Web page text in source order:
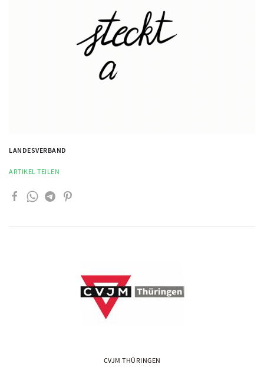
LANDESVERBAND
ARTIKEL TEILEN
CVJM THÜRINGEN